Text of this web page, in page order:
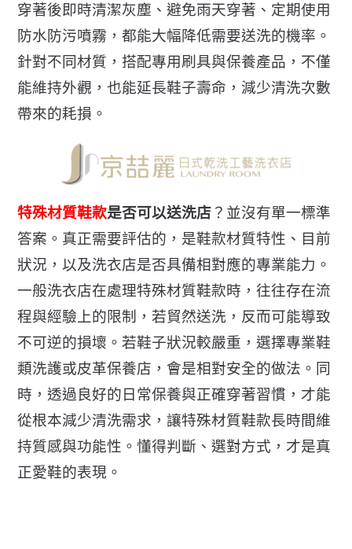
穿著後即時清潔灰塵、避免雨天穿著、定期使用
防水防污噴霧，都能大幅降低需要送洗的機率。
針對不同材質， 搭配專用刷具與保養產品，不僅
能維持外觀，也能延長鞋子壽命， 減少清洗次數
帶來的耗損。
特殊材質鞋款是否可以送洗店 ？並沒有單一標準
答案。 真正需要評估的，是鞋款材質特性、目前
狀況，以及洗衣店是否具備相對應的專業能力。
一般洗衣店在處理特殊材質鞋款時，往往存在流
程與經驗上的限制， 若貿然送洗，反而可能導致
不可逆的損壞。若鞋子狀況較嚴重，選擇專業鞋
類洗護或皮革保養店，會是相對安全的做法。同
時，透過良好的日常保養與正確穿著習慣，才能
從根本減少清洗需求，讓特殊材質鞋款長時間維
持質感與功能性。懂得判斷、選對方式， 才是真
正愛鞋的表現。